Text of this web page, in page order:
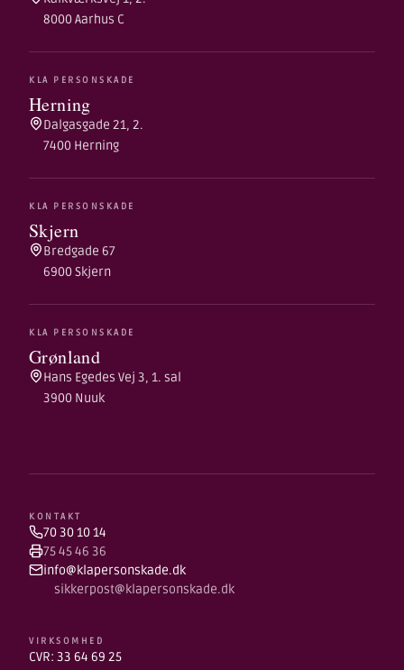
8000 Aarhus C
KLA PERSONSKADE
Herning
Dalgasgade 21, 2.
7400 Herning
KLA PERSONSKADE
Skjern
Bredgade 67
6900 Skjern
KLA PERSONSKADE
Grønland
Hans Egedes Vej 3, 1. sal
3900 Nuuk
KONTAKT
70 30 10 14
75 45 46 36
info@klapersonskade.dk
sikkerpost@klapersonskade.dk
VIRKSOMHED
CVR: 33 64 69 25